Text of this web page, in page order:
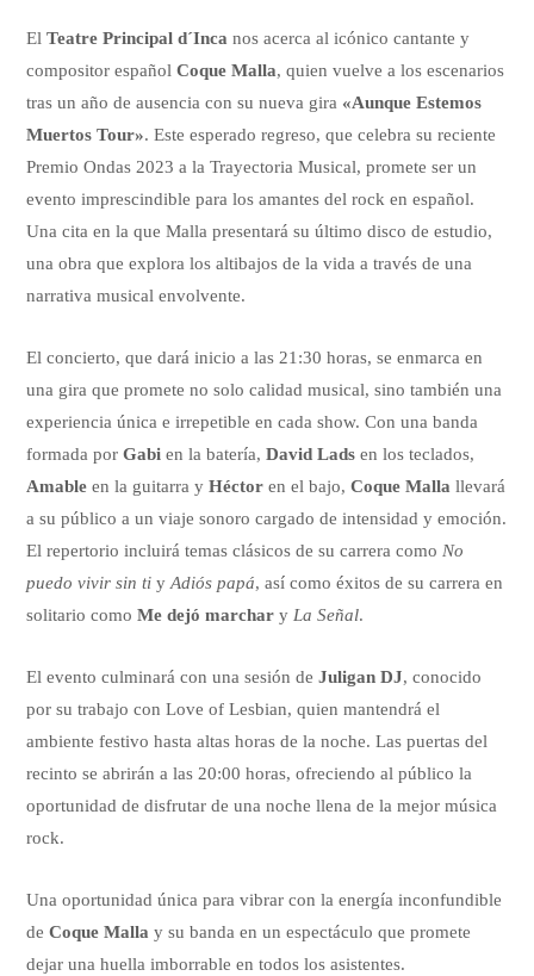
ElTeatre Principal d´Inca nos acerca al icónico cantante y
compositor españolCoque Malla, quien vuelve a los escenarios
tras un año de ausencia con su nueva gira «Aunque Estemos
Muertos Tour». Este esperado regreso, que celebra su reciente
Premio Ondas 2023 a la Trayectoria Musical, promete ser un
evento imprescindible para los amantes del rock en español.
Una cita en la que Malla presentará su último disco de estudio,
una obra que explora los altibajos de la vida a través de una
narrativa musical envolvente.
El concierto, que dará inicio a las 21:30 horas, se enmarca en
una gira que promete no solo calidad musical, sino también una
experiencia única e irrepetible en cada show. Con una banda
formada porGabi en la batería,David Lads en los teclados,
Amable en la guitarra yHéctor en el bajo,Coque Malla llevará
a su público a un viaje sonoro cargado de intensidad y emoción.
El repertorio incluirá temas clásicos de su carrera como No
puedo vivir sin ti yAdiós papá, así como éxitos de su carrera en
solitario comoMe dejó marchar y La Señal.
El evento culminará con una sesión deJuligan DJ, conocido
por su trabajo con Love of Lesbian, quien mantendrá el
ambiente festivo hasta altas horas de la noche. Las puertas del
recinto se abrirán a las 20:00 horas, ofreciendo al público la
oportunidad de disfrutar de una noche llena de la mejor música
rock.
Una oportunidad única para vibrar con la energía inconfundible
deCoque Malla y su banda en un espectáculo que promete
dejar una huella imborrable en todos los asistentes.